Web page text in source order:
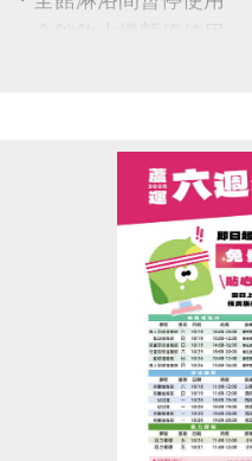
2.若遇下雨，施工將順延
造成不便，敬請見諒
感謝您的理解與配合
#蘆竹國民運動中心 #停